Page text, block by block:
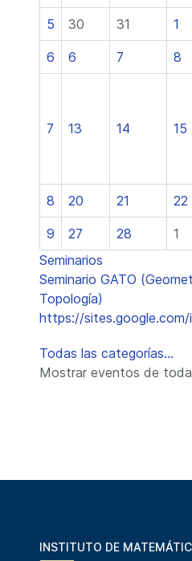
5 30 31 1
6 6 7 8
7 13 14 15
8 20 21 22
9 27 28 1
Seminarios
Seminario GATO
Topología)
https://sites.google.com/
Todas las categorías...
Mostrar eventos de
INSTITUTO DE